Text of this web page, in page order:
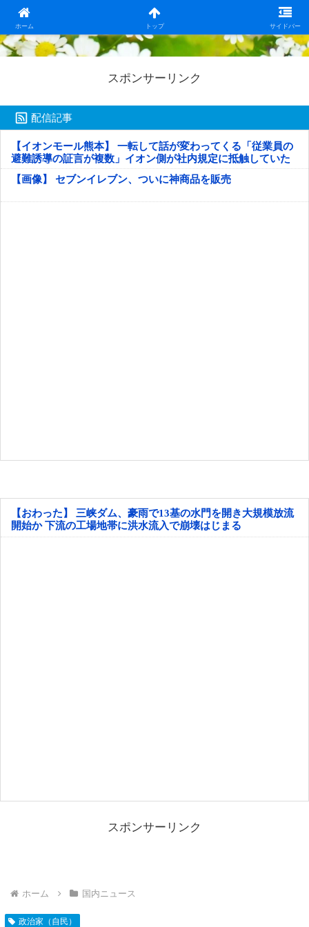
ホーム トップ サイドバー
日本第一！ニュース録
スポンサーリンク
配信記事
【イオンモール熊本】 一転して話が変わってくる「従業員の
避難誘導の証言が複数」イオン側が社内規定に抵触していた
疑い
【画像】 セブンイレブン、ついに神商品を販売
【おわった】 三峡ダム、豪雨で13基の水門を開き大規模放流
開始か 下流の工場地帯に洪水流入で崩壊はじまる
スポンサーリンク
ホーム 国内ニュース
政治家（自民）